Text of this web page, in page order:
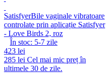
SatisfyerBile vaginale vibratoare
controlate prin aplicație Satisfyer
- Love Birds 2, roz
În stoc: 5-7 zile
423 lei
285 lei Cel mai mic preț în
ultimele 30 de zile.